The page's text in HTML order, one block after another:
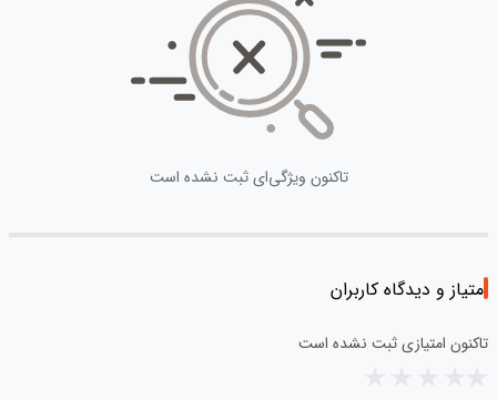
تاکنون ویژگی‌ای ثبت نشده است
امتیاز و دیدگاه کاربران
تاکنون امتیازی ثبت نشده است